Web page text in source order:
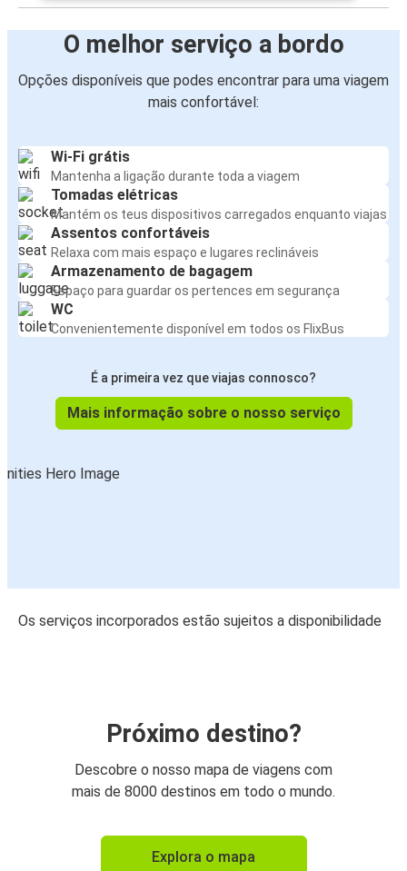
O melhor serviço a bordo
Opções disponíveis que podes encontrar para uma viagem
mais confortável:
Wi-Fi grátis
Mantenha a ligação durante toda a viagem
Tomadas elétricas
Mantém os teus dispositivos carregados enquanto viajas
Assentos confortáveis
Relaxa com mais espaço e lugares reclináveis
Armazenamento de bagagem
Espaço para guardar os pertences em segurança
WC
Convenientemente disponível em todos os FlixBus
É a primeira vez que viajas connosco?
Mais informação sobre o nosso serviço
Os serviços incorporados estão sujeitos a disponibilidade
Próximo destino?
Descobre o nosso mapa de viagens com
mais de 8000 destinos em todo o mundo.
Explora o mapa